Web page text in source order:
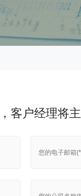
客户经理将